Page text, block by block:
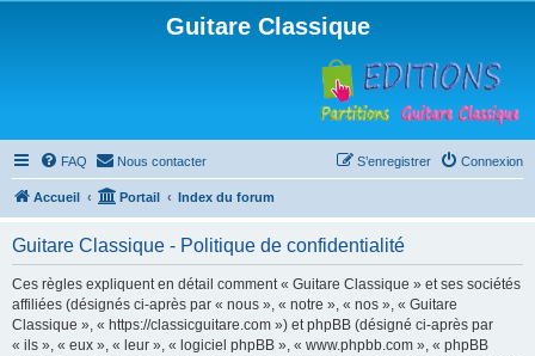
Guitare Classique
FAQ Nous contacter Connexion
S’enregistrer
Accueil Portail Index du forum
Guitare Classique - Politique de confidentialité
Ces règles expliquent en détail comment « Guitare Classique » et ses sociétés
affiliées (désignés ci-après par « nous », « notre », « nos », « Guitare
Classique », « https://classicguitare.com ») et phpBB (désigné ci-après par
« ils », « eux », « leur », « logiciel phpBB », « www.phpbb.com », « phpBB